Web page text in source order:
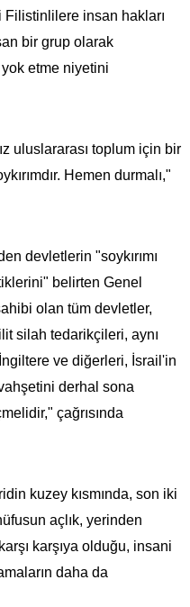
insan hakları
bir grup olarak
etme niyetini
uluslararası toplum için bir
Hemen durmalı,"
devletlerin "soykırımı
belirten Genel
olan tüm devletler,
silah tedarikçileri, aynı
ve diğerleri, İsrail'in
derhal sona
çağrısında
kuzey kısmında, son iki
açlık, yerinden
karşıya olduğu, insani
daha da